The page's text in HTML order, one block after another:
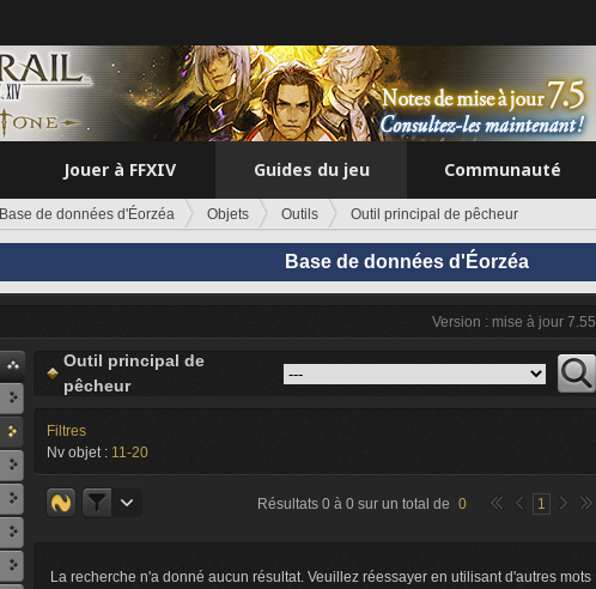
Jouer à FFXIV Guides du jeu Communauté
Base de données d'Éorzéa Objets Outils Outil principal de pêcheur
Base de données d'Éorzéa
Version : mise à jour 7.55
Outil principal de
pêcheur
Filtres
Nv objet : 11-20
Résultats 0 à 0 sur un total de 0 1
La recherche n'a donné aucun résultat. Veuillez réessayer en utilisant d'autres mots